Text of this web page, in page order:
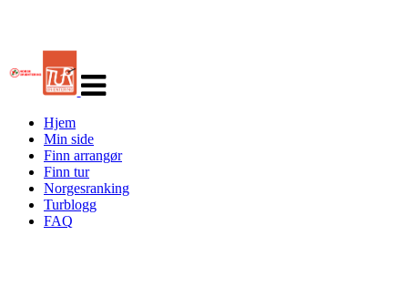
navigasjon
Hjem
Min side
Finn arrangør
Finn tur
Norgesranking
Turblogg
FAQ